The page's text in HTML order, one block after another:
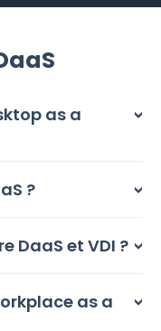
as a
?
DaaS et VDI ?
as a